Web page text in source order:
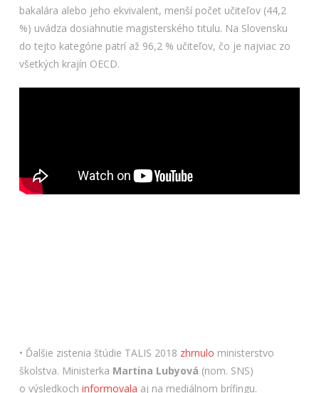
bakalára alebo jeho ekvivalent, menší počet učiteľov (44,2
%) uvádza dosiahnutie magisterského titulu. Na Slovensku
do tejto kategórie patrí až 96,2 % učiteľov, čo je najviac zo
všetkých krajín OECD.
• Ďalšie zistenia štúdie TALIS 2018 zhrnulo ministerstvo
školstva. Ministerka Martina Lubyová (nom. SNS)
o výsledkoch informovala aj na mediálnom brífingu.